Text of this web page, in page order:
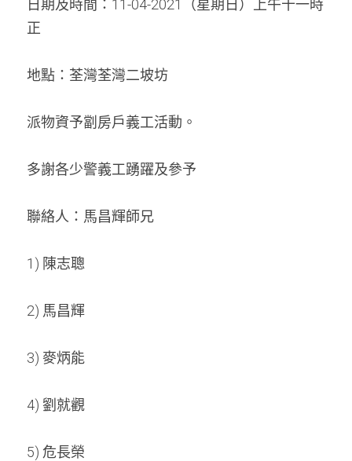
懷緬過去
會員登記
正式會員申請
日期及時間：11-04-2021（星期日）上午十一時
正
地點：荃灣荃灣二坡坊
派物資予劏房戶義工活動。
多謝各少警義工踴躍及參予
聯絡人：馬昌輝師兄
1) 陳志聰
2) 馬昌輝
3) 麥炳能
4) 劉就觀
5) 危長榮